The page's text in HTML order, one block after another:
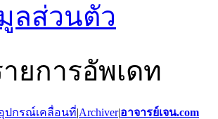
ลส่วนตัว
ยการอัพเดท
ปกรณ์เคลื่อนที่|Archiver|อาจารย์เจน.com